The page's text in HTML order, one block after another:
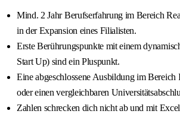
Mind. 2 Jahr Berufserfahrung im Bereich
in der Expansion eines Filialisten.
Erste Berührungspunkte mit einem
Start Up) sind ein Pluspunkt.
Eine abgeschlossene Ausbildung im
oder einen vergleichbaren
Zahlen schrecken dich nicht ab und mit